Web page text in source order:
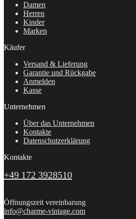
Damen
Herren
Kinder
Marken
Käufer
Versand & Lieferung
Garantie und Rückgabe
Anmelden
Kasse
Unternehmen
Über das Unternehmen
Kontakte
Datenschutzerklärung
Kontakte
+49 172 3928510
Öffnungszeit vereinbarung
info@charme-vintage.com